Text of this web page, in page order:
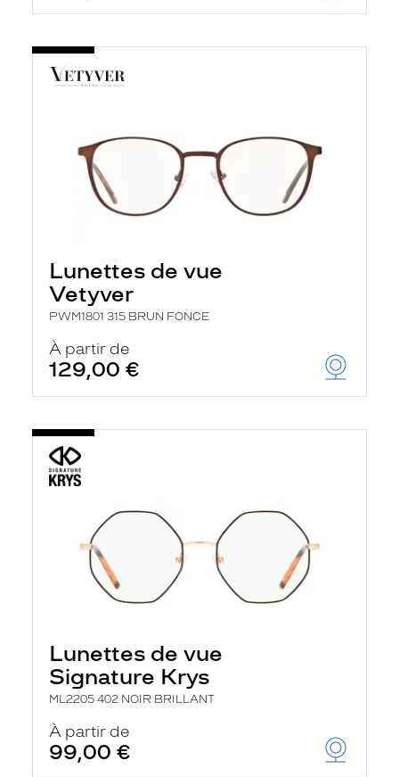
Lunettes de vue
Vetyver
PWM1801 315 BRUN FONCE
À partir de
129,00 €
Lunettes de vue
Signature Krys
ML2205 402 NOIR BRILLANT
À partir de
99,00 €